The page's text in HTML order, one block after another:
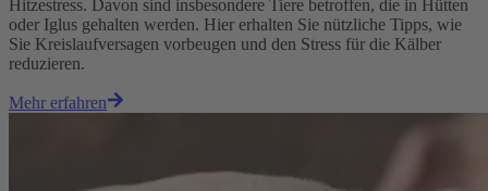
Hitzestress. Davon sind insbesondere Tiere betroffen, die in Hütten
oder Iglus gehalten werden. Hier erhalten Sie nützliche Tipps, wie
Sie Kreislaufversagen vorbeugen und den Stress für die Kälber
reduzieren.
Mehr erfahren